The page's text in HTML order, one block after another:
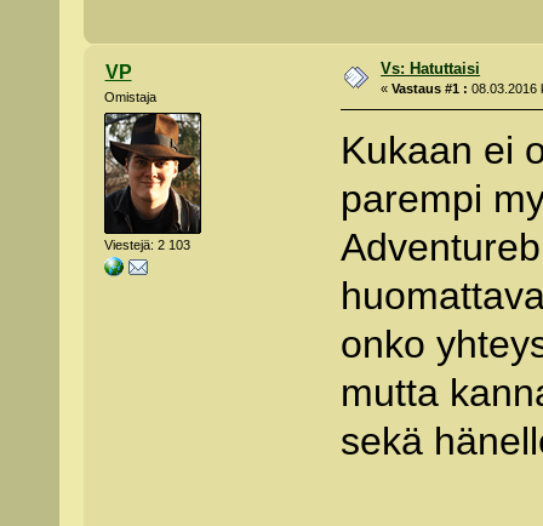
VP
Omistaja
Viestejä: 2 103
Vs: Hatuttaisi
«Vastaus #1 : 08.03.2016
Kukaan ei
parempi
onko
mutta
sekä